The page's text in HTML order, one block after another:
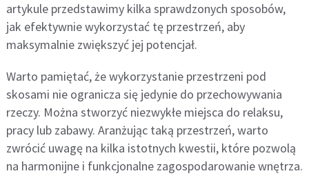
artykule przedstawimy kilka sprawdzonych sposobów,
jak efektywnie wykorzystać tę przestrzeń, aby
maksymalnie zwiększyć jej potencjał.
Warto pamiętać, że wykorzystanie przestrzeni pod
skosami nie ogranicza się jedynie do przechowywania
rzeczy. Można stworzyć niezwykłe miejsca do relaksu,
pracy lub zabawy. Aranżując taką przestrzeń, warto
zwrócić uwagę na kilka istotnych kwestii, które pozwolą
na harmonijne i funkcjonalne zagospodarowanie wnętrza.